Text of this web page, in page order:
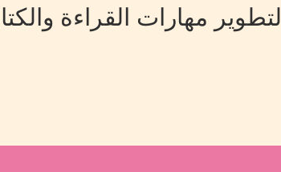
لتطوير مهارات القراءة